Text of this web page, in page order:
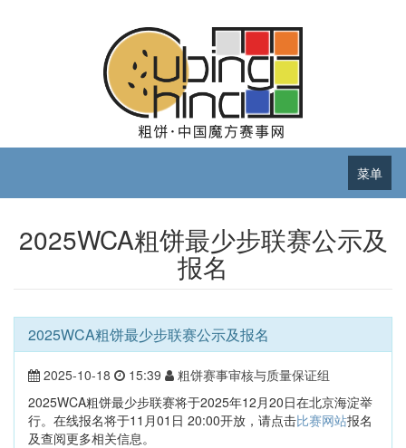
菜单
2025WCA粗饼最少步联赛公示及
报名
2025WCA粗饼最少步联赛公示及报名
2025-10-18 15:39
粗饼赛事审核与质量保证组
2025WCA粗饼最少步联赛将于2025年12月20日在北京海淀举
行。在线报名将于11月01日 20:00开放，请点击比赛网站报名
及查阅更多相关信息。